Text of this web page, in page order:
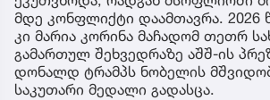
მდე კონფლიქტი დაამთავრა. 2026
კი მარია კორინა მაჩადომ თეთრ
გამართულ შეხვედრაზე აშშ-ის
დონალდ ტრამპს ნობელის
საკუთარი მედალი გადასცა.